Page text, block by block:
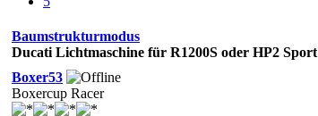
Baumstrukturmodus
Ducati Lichtmaschine für R1200S oder HP2 Sport
Boxer53
Boxercup Racer